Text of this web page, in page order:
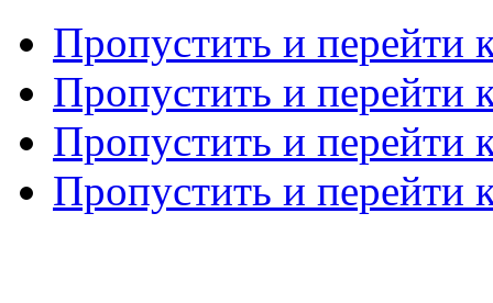
Пропустить и перейти
Пропустить и перейти
Пропустить и перейти
Пропустить и перейти